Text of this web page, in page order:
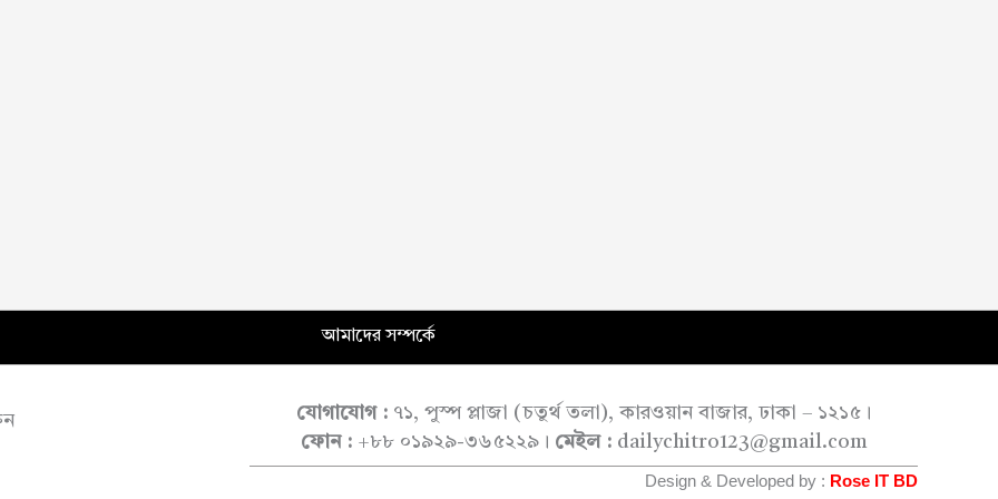
আমাদের সম্পর্কে
যোগাযোগ : ৭১, পুস্প প্লাজা (চতুর্থ তলা), কারওয়ান বাজার, ঢাকা – ১২১৫।
ফোন :+৮৮ ০১৯২৯-৩৬৫২২৯। মেইল :dailychitro123@gmail.com
Design & Developed by : Rose IT BD